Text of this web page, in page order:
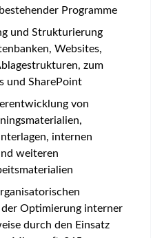
Programme
und Strukturierung
Websites,
zum
und SharePoint
von
internen
weiteren
Optimierung interner
durch den Einsatz